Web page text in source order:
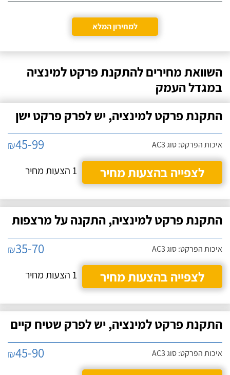
למחירון המלא
השוואת מחירים להתקנת פרקט למינציה
במגדל העמק
התקנת פרקט למינציה, יש לפרק פרקט ישן
איכות הפרקט: סוג AC3 ₪45-99
לצפייה בהצעות מחיר
1 הצעות מחיר
התקנת פרקט למינציה, התקנה על מרצפות
איכות הפרקט: סוג AC3 ₪35-70
לצפייה בהצעות מחיר
1 הצעות מחיר
התקנת פרקט למינציה, יש לפרק שטיח קיים
איכות הפרקט: סוג AC3 ₪45-90